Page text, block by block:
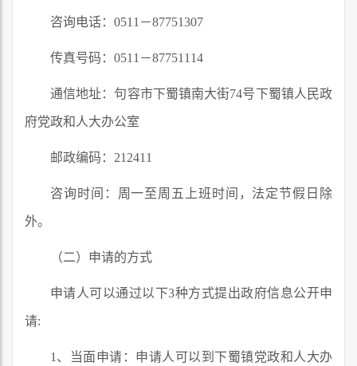
咨询电话：0511－87751307
传真号码：0511－87751114
通信地址：句容市下蜀镇南大街74号下蜀镇人民政
府党政和人大办公室
邮政编码：212411
咨询时间：周一至周五上班时间，法定节假日除
外。
（二）申请的方式
申请人可以通过以下3种方式提出政府信息公开申
请:
1、当面申请：申请人可以到下蜀镇党政和人大办